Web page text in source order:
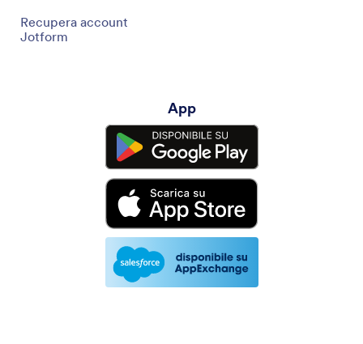
Recupera account
Jotform
App